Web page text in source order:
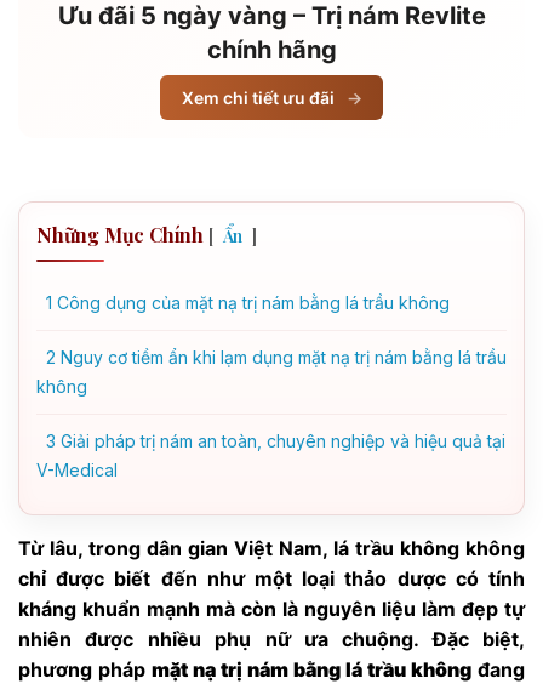
Ưu đãi 5 ngày vàng – Trị nám Revlite
chính hãng
Xem chi tiết ưu đãi →
Những Mục Chính [ Ẩn ]
1 Công dụng của mặt nạ trị nám bằng lá trầu không
2 Nguy cơ tiềm ẩn khi lạm dụng mặt nạ trị nám bằng lá trầu
không
3 Giải pháp trị nám an toàn, chuyên nghiệp và hiệu quả tại
V-Medical
Từ lâu, trong dân gian Việt Nam, lá trầu không không
chỉ được biết đến như một loại thảo dược có tính
kháng khuẩn mạnh mà còn là nguyên liệu làm đẹp tự
nhiên được nhiều phụ nữ ưa chuộng. Đặc biệt,
phương pháp mặt nạ trị nám bằng lá trầu không đang